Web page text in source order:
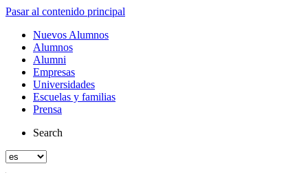
Pasar al contenido principal
Nuevos Alumnos
Alumnos
Alumni
Empresas
Universidades
Escuelas y familias
Prensa
Search